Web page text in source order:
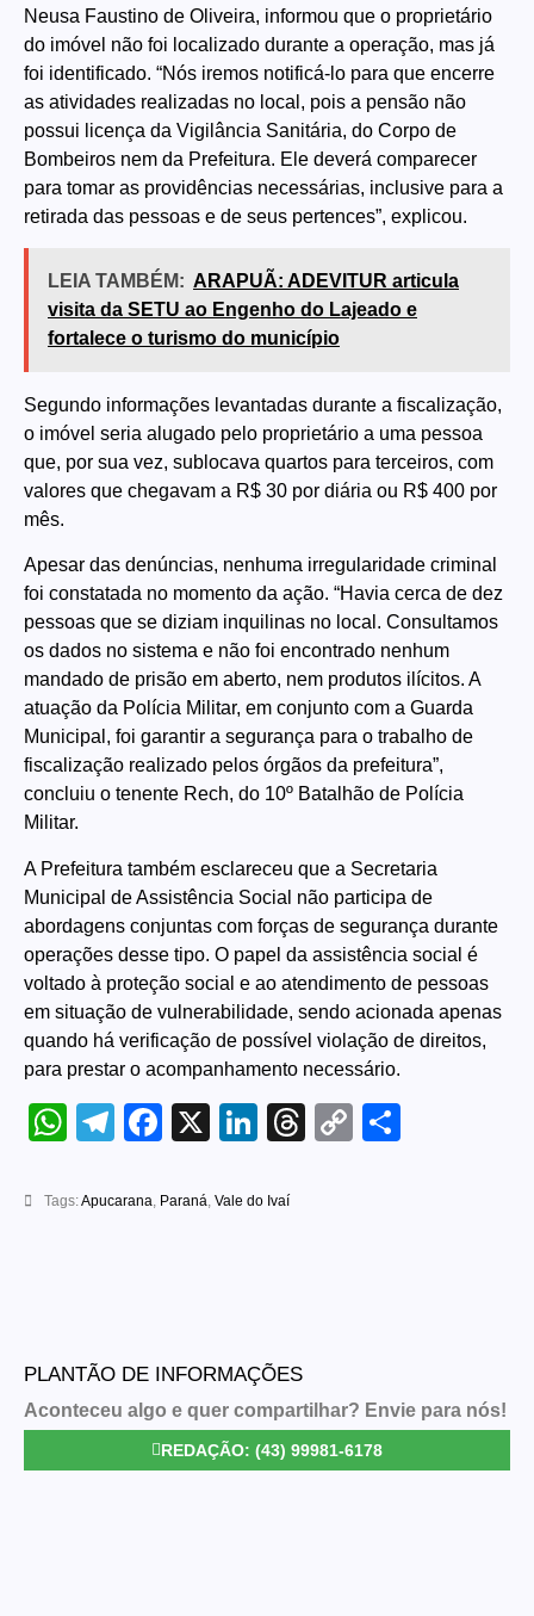
Neusa Faustino de Oliveira, informou que o proprietário
do imóvel não foi localizado durante a operação, mas já
foi identificado. “Nós iremos notificá-lo para que encerre
as atividades realizadas no local, pois a pensão não
possui licença da Vigilância Sanitária, do Corpo de
Bombeiros nem da Prefeitura. Ele deverá comparecer
para tomar as providências necessárias, inclusive para a
retirada das pessoas e de seus pertences”, explicou.
LEIA TAMBÉM: ARAPUÃ: ADEVITUR articula
visita da SETU ao Engenho do Lajeado e
fortalece o turismo do município
Segundo informações levantadas durante a fiscalização,
o imóvel seria alugado pelo proprietário a uma pessoa
que, por sua vez, sublocava quartos para terceiros, com
valores que chegavam a R$ 30 por diária ou R$ 400 por
mês.
Apesar das denúncias, nenhuma irregularidade criminal
foi constatada no momento da ação. “Havia cerca de dez
pessoas que se diziam inquilinas no local. Consultamos
os dados no sistema e não foi encontrado nenhum
mandado de prisão em aberto, nem produtos ilícitos. A
atuação da Polícia Militar, em conjunto com a Guarda
Municipal, foi garantir a segurança para o trabalho de
fiscalização realizado pelos órgãos da prefeitura”,
concluiu o tenente Rech, do 10º Batalhão de Polícia
Militar.
A Prefeitura também esclareceu que a Secretaria
Municipal de Assistência Social não participa de
abordagens conjuntas com forças de segurança durante
operações desse tipo. O papel da assistência social é
voltado à proteção social e ao atendimento de pessoas
em situação de vulnerabilidade, sendo acionada apenas
quando há verificação de possível violação de direitos,
para prestar o acompanhamento necessário.
WhatsApp
Telegram
Facebook
X LinkedIn
Threads
Copy
Tags:Apucarana Paraná Vale do Ivaí
PLANTÃO DE INFORMAÇÕES
Aconteceu algo e quer compartilhar? Envie para nós!
REDAÇÃO: (43) 99981-6178